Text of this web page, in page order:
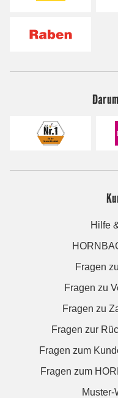
Hilfe
Fragen
Fragen zu
Fragen zu
Fragen zur
Fragen zum
Fragen zum
Muster-